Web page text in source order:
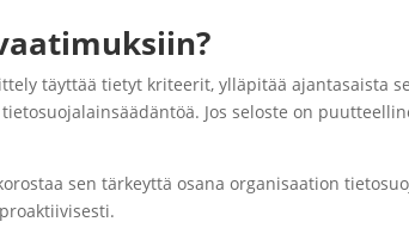
täyttää tietyt kriteerit, ylläpitää ajantasaista
Jos seloste on
sen tärkeyttä osana organisaation